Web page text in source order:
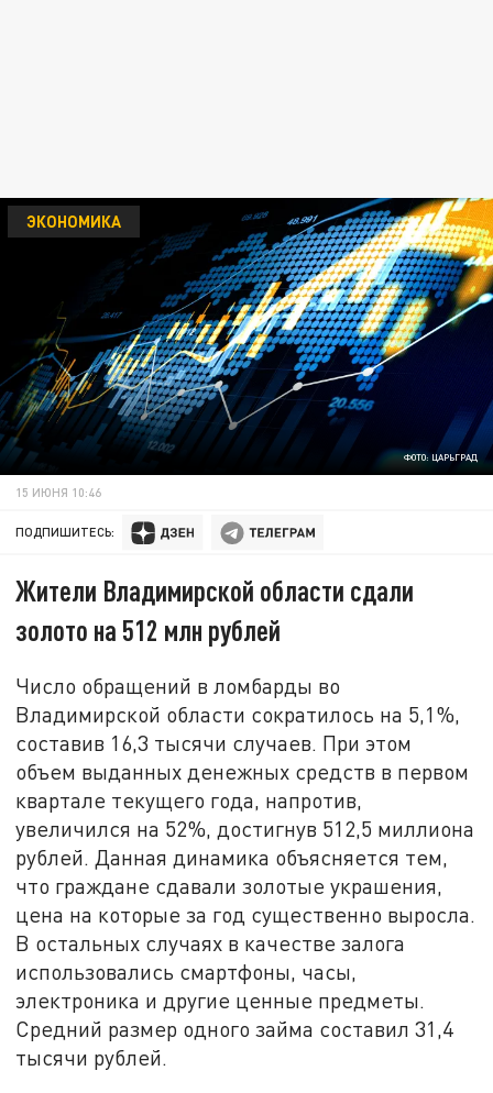
ФОТО: ЦАРЬГРАД
ЭКОНОМИКА
15 ИЮНЯ 10:46
ПОДПИШИТЕСЬ:
Жители Владимирской области сдали
золото на 512 млн рублей
Число обращений в ломбарды во
Владимирской области сократилось на 5,1%,
составив 16,3 тысячи случаев. При этом
объем выданных денежных средств в первом
квартале текущего года, напротив,
увеличился на 52%, достигнув 512,5 миллиона
рублей. Данная динамика объясняется тем,
что граждане сдавали золотые украшения,
цена на которые за год существенно выросла.
В остальных случаях в качестве залога
использовались смартфоны, часы,
электроника и другие ценные предметы.
Средний размер одного займа составил 31,4
тысячи рублей.